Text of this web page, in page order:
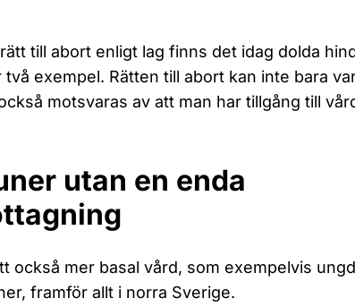
till abort enligt lag finns det idag dolda
exempel. Rätten till abort kan inte bara
motsvaras av att man har tillgång till
utan en enda
också mer basal vård, som exempelvis
framför allt i norra Sverige.